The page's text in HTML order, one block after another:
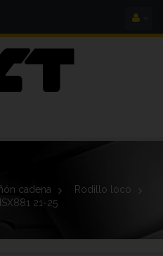
cadena >
Rodillo loco
21-25